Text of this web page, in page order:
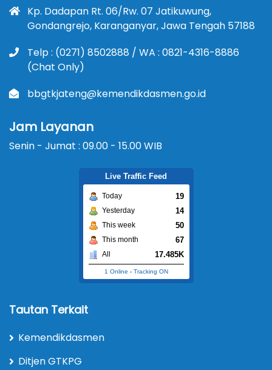
Kp. Dadapan Rt. 06/Rw. 07 Jatikuwung,
Gondangrejo, Karanganyar, Jawa Tengah 57188
Telp : (0271) 8502888 / WA : 0821-4316-8886
(Chat Only)
bbgtkjateng@kemendikdasmen.go.id
Jam Layanan
Senin - Jumat : 09.00 - 15.00 WIB
Live Traffic Feed
Today 19
Yesterday 14
This week 50
This month 67
All 17.485K
1 Online - Tracking ON
Tautan Terkait
Kemendikdasmen
Ditjen GTKPG